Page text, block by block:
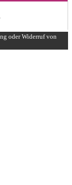
oder Widerruf von